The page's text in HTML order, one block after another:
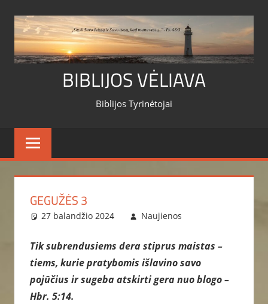
content
BIBLIJOS VĖLIAVA
Biblijos Tyrinėtojai
GEGUŽĖS 3
27 balandžio 2024 Naujienos
Tik subrendusiems dera stiprus maistas –
tiems, kurie pratybomis išlavino savo
pojūčius ir sugeba atskirti gera nuo blogo –
Hbr. 5:14.